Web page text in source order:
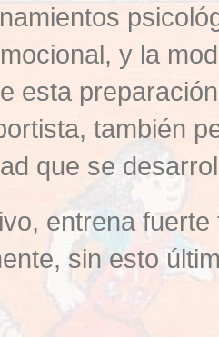
y la
esta
también
que se
entrena
sin esto